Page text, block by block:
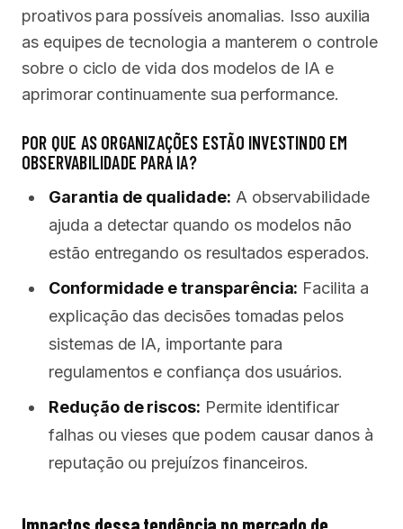
proativos para possíveis anomalias. Isso auxilia
as equipes de tecnologia a manterem o controle
sobre o ciclo de vida dos modelos de IA e
aprimorar continuamente sua performance.
POR QUE AS ORGANIZAÇÕES ESTÃO INVESTINDO EM
OBSERVABILIDADE PARA IA?
Garantia de qualidade: A observabilidade
ajuda a detectar quando os modelos não
estão entregando os resultados esperados.
Conformidade e transparência: Facilita a
explicação das decisões tomadas pelos
sistemas de IA, importante para
regulamentos e confiança dos usuários.
Redução de riscos: Permite identificar
falhas ou vieses que podem causar danos à
reputação ou prejuízos financeiros.
Impactos dessa tendência no mercado de